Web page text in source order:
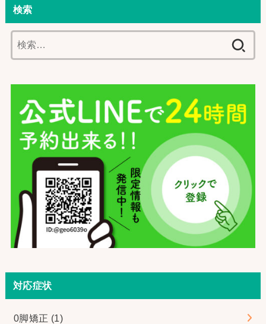
検索
索:
対応症状
0脚矯正 (1)